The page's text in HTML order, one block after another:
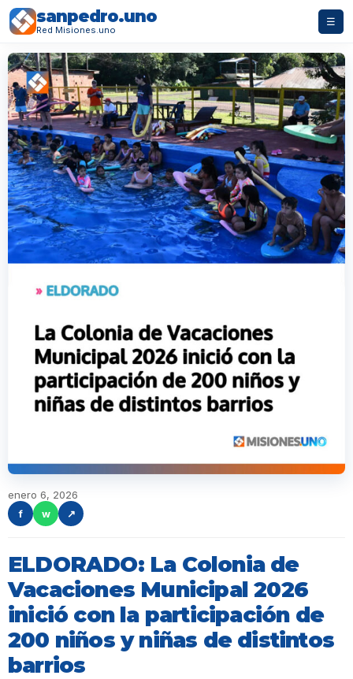
sanpedro.uno
Red Misiones.uno
☰
enero 6, 2026
f
w ↗
ELDORADO: La Colonia de
Vacaciones Municipal 2026
inició con la participación de
200 niños y niñas de distintos
barrios